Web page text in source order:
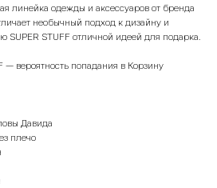
линейка одежды и аксессуаров от бренда
необычный подход к дизайну и
SUPER STUFF отличной идеей для подарка.
— вероятность попадания в Корзину
Давида
плечо